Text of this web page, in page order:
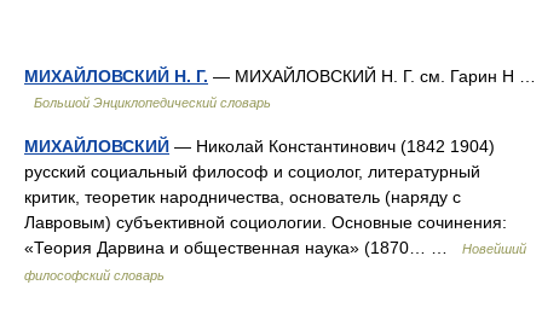
МИХАЙЛОВСКИЙ Н. Г. — МИХАЙЛОВСКИЙ Н. Г. см. Гарин Н …
Большой Энциклопедический словарь
МИХАЙЛОВСКИЙ — Николай Константинович (1842 1904)
русский социальный философ и социолог, литературный
критик, теоретик народничества, основатель (наряду с
Лавровым) субъективной социологии. Основные сочинения:
«Теория Дарвина и общественная наука» (1870… …
Новейший
философский словарь